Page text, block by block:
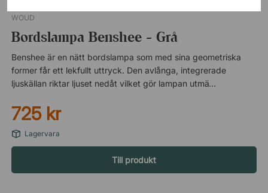
WOUD
Bordslampa Benshee - Grå
Benshee är en nätt bordslampa som med sina geometriska
former får ett lekfullt uttryck. Den avlånga, integrerade
ljuskällan riktar ljuset nedåt vilket gör lampan utmärkt på
design.
725 kr
Lagervara
Till produkt